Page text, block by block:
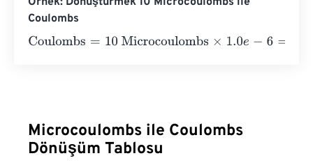
Coulombs
Coulombs= 10 Microcoulombs×1.0e-6= 0.00001
Microcoulombs ile Coulombs
Dönüşüm Tablosu